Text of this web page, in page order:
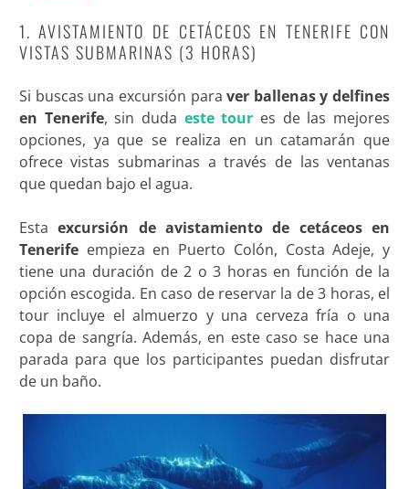
1. AVISTAMIENTO DE CETÁCEOS EN TENERIFE CON
VISTAS SUBMARINAS (3 HORAS)
Si buscas una excursión paraver ballenas y delfines
en Tenerife, sin duda este tour es de las mejores
opciones, ya que se realiza en un catamarán que
ofrece vistas submarinas a través de las ventanas
que quedan bajo el agua.
Estaexcursión de avistamiento de cetáceos en
Tenerife empieza en Puerto Colón, Costa Adeje, y
tiene una duración de 2 o 3 horas en función de la
opción escogida. En caso de reservar la de 3 horas, el
tour incluye el almuerzo y una cerveza fría o una
copa de sangría. Además, en este caso se hace una
parada para que los participantes puedan disfrutar
de un baño.